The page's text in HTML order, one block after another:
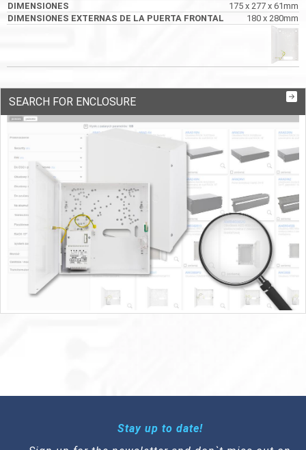
175 x 277 x 61mm
180 x 280mm
SEARCH FOR ENCLOSURE
Stay up to date!